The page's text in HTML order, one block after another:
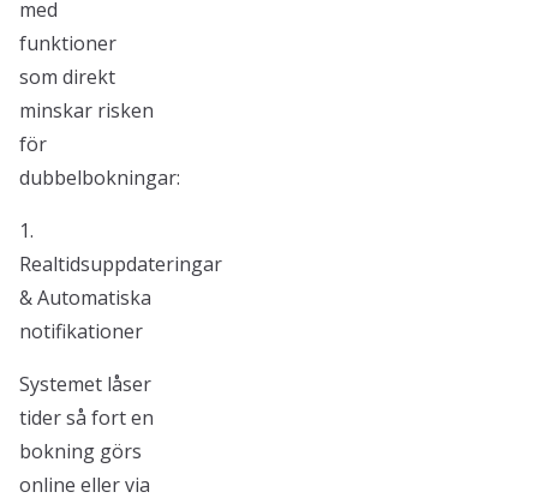
med
funktioner
som direkt
minskar risken
för
dubbelbokningar:
1.
Realtidsuppdateringar
& Automatiska
notifikationer
Systemet låser
tider så fort en
bokning görs
online eller via